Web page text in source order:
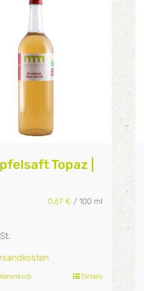
Topaz |
0,67 € / 100 ml
Details